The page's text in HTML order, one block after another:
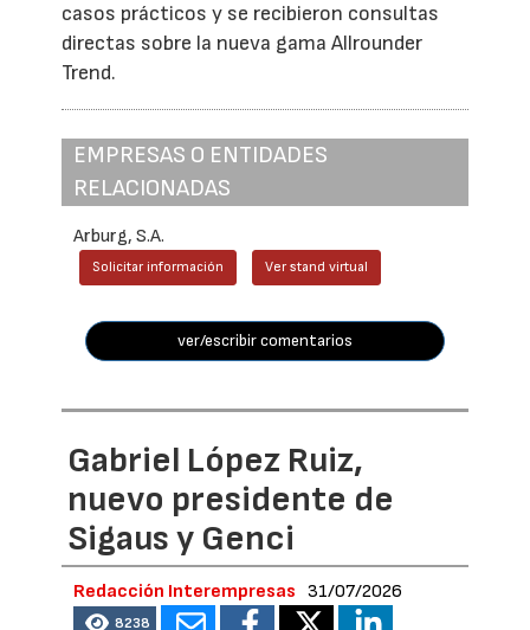
casos prácticos y se recibieron consultas
directas sobre la nueva gama Allrounder
Trend.
EMPRESAS O ENTIDADES
RELACIONADAS
Arburg, S.A.
Solicitar información Ver stand virtual
ver/escribir comentarios
Gabriel López Ruiz,
nuevo presidente de
Sigaus y Genci
Redacción Interempresas 31/07/2026
8238